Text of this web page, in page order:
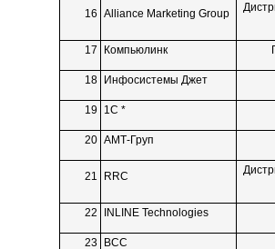
16 Alliance Marketing Group
17 Компьюлинк
18 Инфосистемы Джет
19 1С *
20 АМТ-Груп
21 RRC
22 INLINE Technologies
23 ВСС